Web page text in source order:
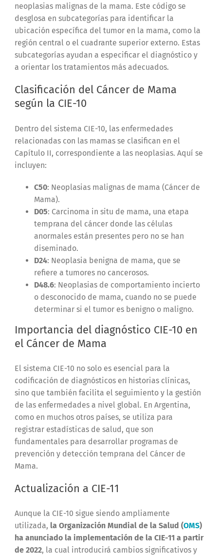
neoplasias malignas de la mama. Este código se
desglosa en subcategorías para identificar la
ubicación específica del tumor en la mama, como la
región central o el cuadrante superior externo. Estas
subcategorías ayudan a especificar el diagnóstico y
a orientar los tratamientos más adecuados.
Clasificación del Cáncer de Mama
según la CIE-10
Dentro del sistema CIE-10, las enfermedades
relacionadas con las mamas se clasifican en el
Capítulo II, correspondiente a las neoplasias. Aquí se
incluyen:
C50: Neoplasias malignas de mama (Cáncer de
Mama).
D05: Carcinoma in situ de mama, una etapa
temprana del cáncer donde las células
anormales están presentes pero no se han
diseminado.
D24: Neoplasia benigna de mama, que se
refiere a tumores no cancerosos.
D48.6: Neoplasias de comportamiento incierto
o desconocido de mama, cuando no se puede
determinar si el tumor es benigno o maligno.
Importancia del diagnóstico CIE-10 en
el Cáncer de Mama
El sistema CIE-10 no solo es esencial para la
codificación de diagnósticos en historias clínicas,
sino que también facilita el seguimiento y la gestión
de las enfermedades a nivel global. En Argentina,
como en muchos otros países, se utiliza para
registrar estadísticas de salud, que son
fundamentales para desarrollar programas de
prevención y detección temprana del Cáncer de
Mama.
Actualización a CIE-11
Aunque la CIE-10 sigue siendo ampliamente
utilizada, la Organización Mundial de la Salud (OMS)
ha anunciado la implementación de la CIE-11 a partir
de 2022, la cual introducirá cambios significativos y